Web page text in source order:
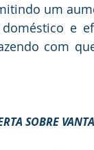
um
doméstico e
com
SOBRE